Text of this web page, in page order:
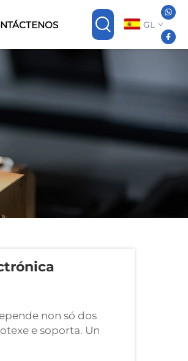
GL
non só dos
e soporta. Un